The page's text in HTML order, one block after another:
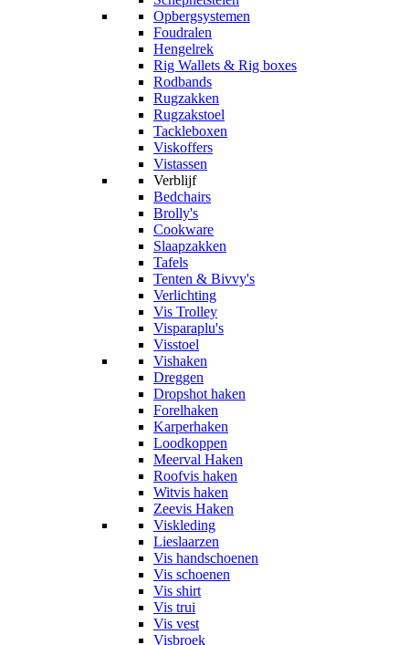
Opbergsystemen
Foudralen
Hengelrek
Rig Wallets & Rig boxes
Rodbands
Rugzakken
Rugzakstoel
Tackleboxen
Viskoffers
Vistassen
Verblijf
Bedchairs
Brolly's
Cookware
Slaapzakken
Tafels
Tenten & Bivvy's
Verlichting
Vis Trolley
Visparaplu's
Visstoel
Vishaken
Dreggen
Dropshot haken
Forelhaken
Karperhaken
Loodkoppen
Meerval Haken
Roofvis haken
Witvis haken
Zeevis Haken
Viskleding
Lieslaarzen
Vis handschoenen
Vis schoenen
Vis shirt
Vis trui
Vis vest
Visbroek